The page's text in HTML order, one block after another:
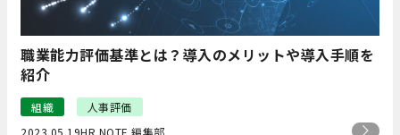
職業能力評価基準とは？導入のメリットや導入手順を
紹介
組織
人事評価